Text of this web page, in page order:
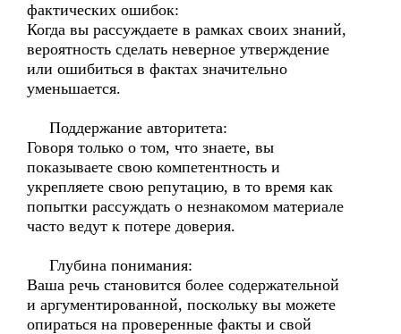
фактических ошибок:
Когда вы рассуждаете в рамках своих знаний,
вероятность сделать неверное утверждение
или ошибиться в фактах значительно
уменьшается.
Поддержание авторитета:
Говоря только о том, что знаете, вы
показываете свою компетентность и
укрепляете свою репутацию, в то время как
попытки рассуждать о незнакомом материале
часто ведут к потере доверия.
Глубина понимания:
Ваша речь становится более содержательной
и аргументированной, поскольку вы можете
опираться на проверенные факты и свой